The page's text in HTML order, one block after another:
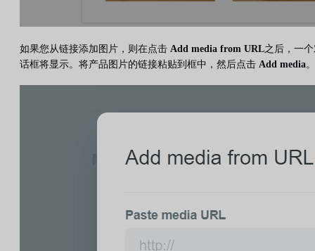
如果您从链接添加图片，则在点击 Add media from URL之后，一
话框将显示。将产品图片的链接粘贴到框中，然后点击 Add media。